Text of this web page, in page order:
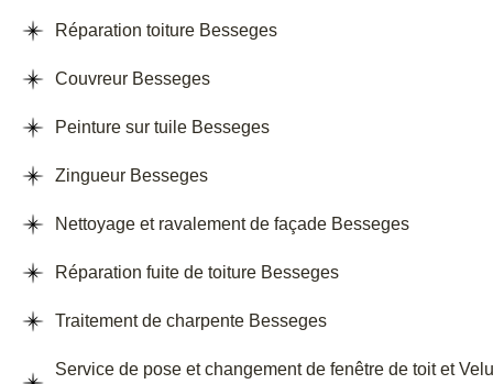
Réparation toiture Besseges
Couvreur Besseges
Peinture sur tuile Besseges
Zingueur Besseges
Nettoyage et ravalement de façade Besseges
Réparation fuite de toiture Besseges
Traitement de charpente Besseges
Service de pose et changement de fenêtre de toit et